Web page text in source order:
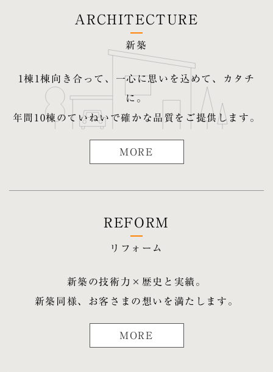
ARCHITECTURE
新築
1棟1棟向き合って、一心に思いを込めて、カタチ
に。
年間10棟のていねいで確かな品質をご提供します。
MORE
REFORM
リフォーム
新築の技術力×歴史と実績。
新築同様、お客さまの想いを満たします。
MORE